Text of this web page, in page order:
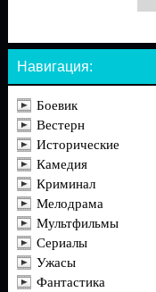
Навигация:
Боевик
Вестерн
Исторические
Камедия
Криминал
Мелодрама
Мультфильмы
Сериалы
Ужасы
Фантастика